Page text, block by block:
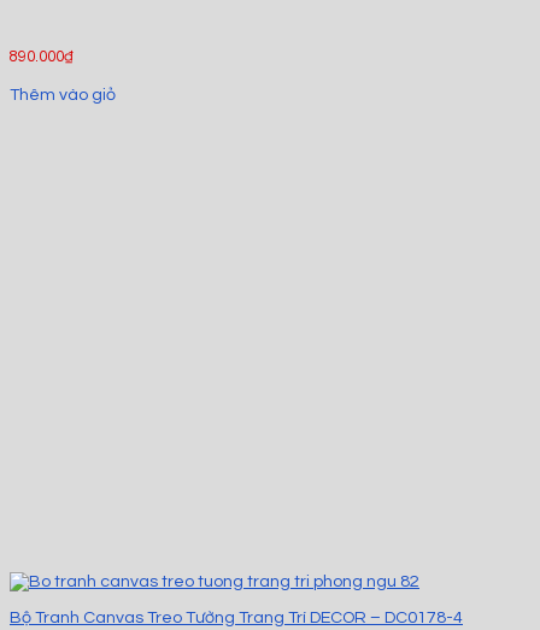
890.000₫
Thêm vào giỏ
Bộ Tranh Canvas Treo Tường Trang Trí DECOR – DC0178-4